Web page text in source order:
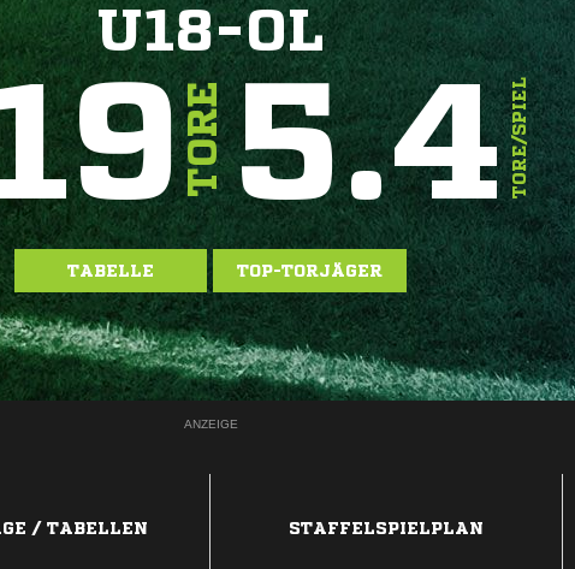
U18-OL
TORE5.4TORE/SPIEL
TABELLE TOP-TORJÄGER
ANZEIGE
/ TABELLEN STAFFELSPIELPLAN